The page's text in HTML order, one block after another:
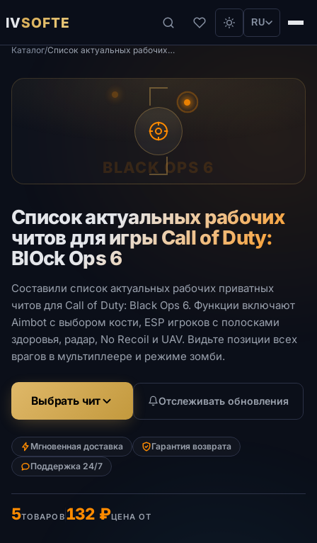
IVSOFTE RU
Каталог/ Список актуальных рабочих читов для игры CаII of Duty: BlOck Ops 6
Список актуальных рабочих
читов для игры CаII of Duty:
BlOck Ops 6
Составили список актуальных рабочих приватных
читов для Call of Duty: Black Ops 6. Функции включают
Aimbot с выбором кости, ESP игроков с полосками
здоровья, радар, No Recoil и UAV. Видьте позиции всех
врагов в мультиплеере и режиме зомби.
Выбрать чит Отслеживать обновления
Мгновенная доставка
Гарантия возврата
Поддержка 24/7
5ТОВАРОВ132 ₽ЦЕНА ОТ
BLACK OPS 6